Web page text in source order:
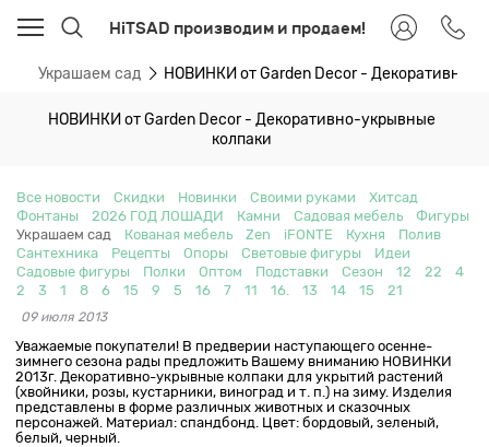
HiTSAD производим и продаем!
Украшаем сад НОВИНКИ от Garden Decor - Декоративно-
НОВИНКИ от Garden Decor - Декоративно-укрывные
колпаки
Все новости Скидки Новинки Своими руками
Хитсад
Фонтаны
2026 ГОД ЛОШАДИ Камни Садовая мебель
Фигуры
Украшаем сад
Кованая мебель Zen iFONTE Кухня
Полив
Сантехника
Рецепты Опоры Световые фигуры
Идеи
Садовые фигуры
Полки Оптом Подставки Сезон 12 22
4
2
3 1 8 6 15 9 5 16 7 11 16. 13 14 15 21
09 июля 2013
Уважаемые покупатели! В предверии наступающего осенне-
зимнего сезона рады предложить Вашему вниманию НОВИНКИ
2013г. Декоративно-укрывные колпаки для укрытий растений
(хвойники, розы, кустарники, виноград и т. п.) на зиму. Изделия
представлены в форме различных животных и сказочных
персонажей. Материал: спандбонд. Цвет: бордовый, зеленый,
белый, черный.